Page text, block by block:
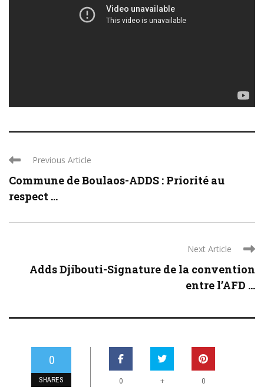
Previous Article
Commune de Boulaos-ADDS : Priorité au
respect ...
Next Article
Adds Djibouti-Signature de la convention
entre l’AFD ...
0
SHARES 0 + 0